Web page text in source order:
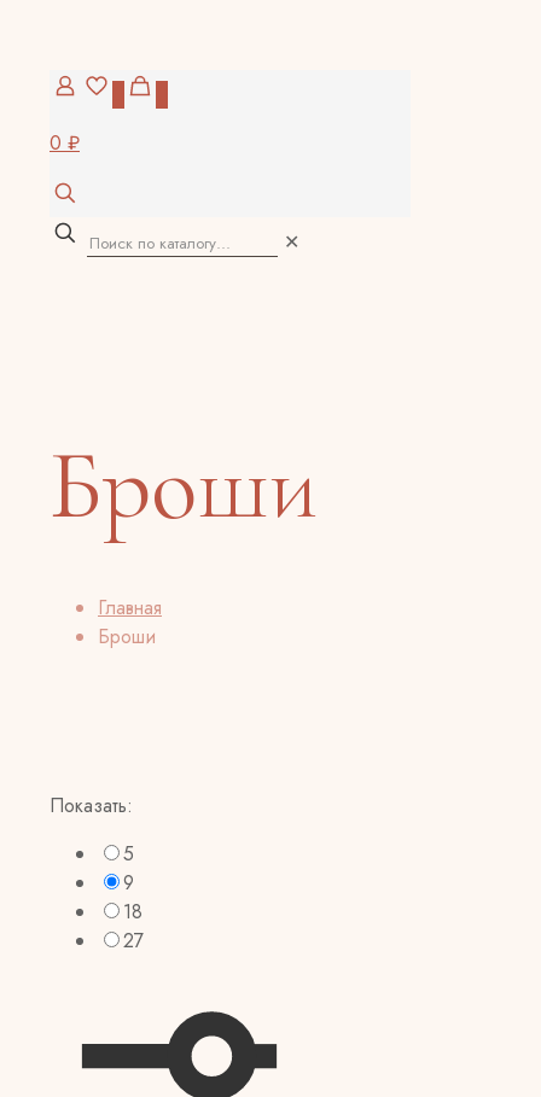
0 ₽
✕
Броши
Главная
Броши
Показать:
5
9
18
27